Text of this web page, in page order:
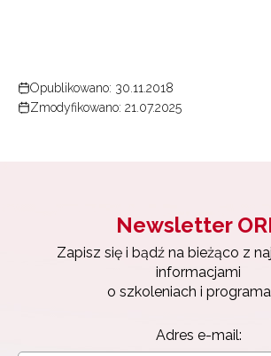
Opublikowano: 30.11.2018
Zmodyfikowano: 21.07.2025
Newsletter
Zapisz się i bądź na bieżąco z
informacjami
o szkoleniach i
Adres e-mail: